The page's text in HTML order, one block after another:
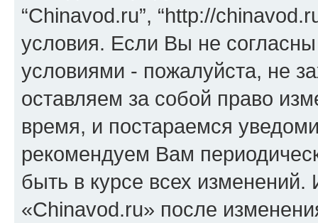
“Chinavod.ru”, “http://
условия. Если Вы не
условиями - пожалуйста, не
оставляем за собой право
время, и постараемся
рекомендуем Вам
быть в курсе всех
«Chinavod.ru» после